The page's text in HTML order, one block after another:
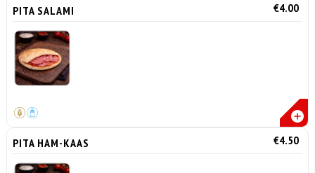
PITA SALAMI €4.00
PITA HAM-KAAS €4.50